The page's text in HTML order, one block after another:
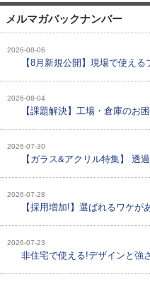
メルマガバックナンバー
2026-08-06
【8月新規公開】現場で使え
2026-08-04
【課題解決】工場・倉庫のお
2026-07-30
【ガラス&アクリル特集】 透
2026-07-28
【採用増加!】選ばれるワケが
2026-07-23
非住宅で使える!デザインと強